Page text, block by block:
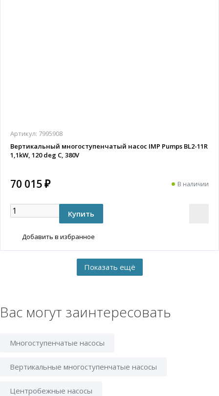
Артикул: 7995908
Вертикальный многоступенчатый насос IMP Pumps BL2-11R
1,1kW, 120 deg C, 380V
70 015 ₽ В наличии
Добавить в избранное
Вас могут заинтересовать
Многоступенчатые насосы
Вертикальные многоступенчатые насосы
Центробежные насосы